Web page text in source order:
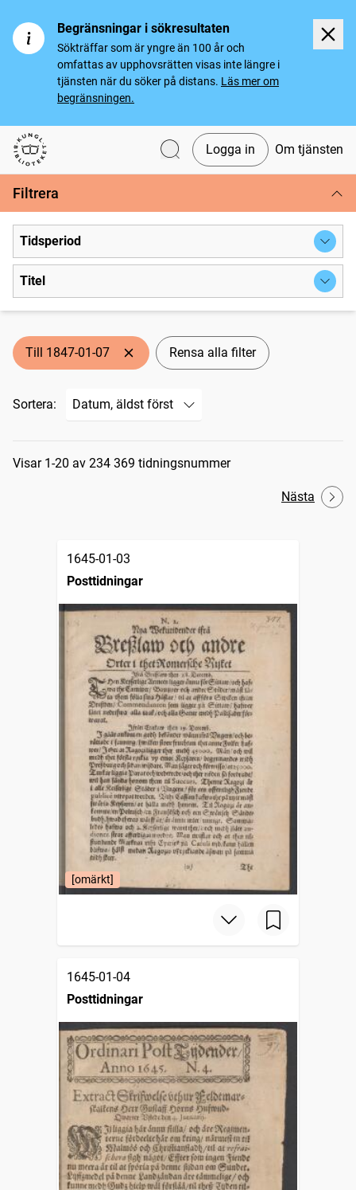
Begränsningar i sökresultaten
Sökträffar som är yngre än 100 år och
omfattas av upphovsrätten visas inte längre i
tjänsten när du söker på distans. Läs mer om
begränsningen.
Svenska tidningar
Logga in Om tjänsten
Filtrera
Tidsperiod
Titel
Till 1847-01-07 Rensa alla filter
Sortera:
Sökresultat
Visar 1-20 av 234 369 tidningsnummer
Nästa
1645-01-03
Posttidningar
[omärkt]
1645-01-04
Posttidningar